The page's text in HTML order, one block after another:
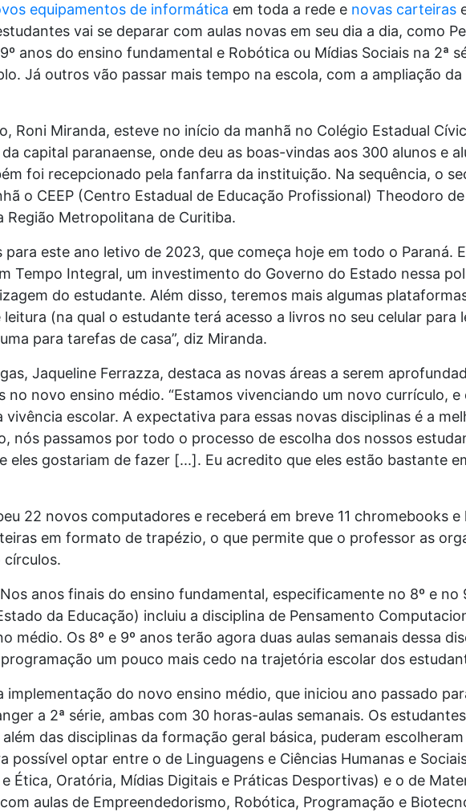
equipamentos de informática em toda a rede e novas carteiras
vai se deparar com aulas novas em seu dia a dia, como
anos do ensino fundamental e Robótica ou Mídias Sociais na 2ª
Já outros vão passar mais tempo na escola, com a ampliação da
Roni Miranda, esteve no início da manhã no Colégio Estadual
capital paranaense, onde deu as boas-vindas aos 300 alunos e
foi recepcionado pela fanfarra da instituição. Na sequência, o
o CEEP (Centro Estadual de Educação Profissional) Theodoro
Região Metropolitana de Curitiba.
para este ano letivo de 2023, que começa hoje em todo o Paraná.
Tempo Integral, um investimento do Governo do Estado nessa
do estudante. Além disso, teremos mais algumas
(na qual o estudante terá acesso a livros no seu celular para
para tarefas de casa”, diz Miranda.
Jaqueline Ferrazza, destaca as novas áreas a serem
no novo ensino médio. “Estamos vivenciando um novo currículo, e
vivência escolar. A expectativa para essas novas disciplinas é a
nós passamos por todo o processo de escolha dos nossos
eles gostariam de fazer [...]. Eu acredito que eles estão bastante
22 novos computadores e receberá em breve 11 chromebooks e
em formato de trapézio, o que permite que o professor as
Nos anos finais do ensino fundamental, especificamente no 8º e no
da Educação) incluiu a disciplina de Pensamento
médio. Os 8º e 9º anos terão agora duas aulas semanais dessa
um pouco mais cedo na trajetória escolar dos
implementação do novo ensino médio, que iniciou ano passado
a 2ª série, ambas com 30 horas-aulas semanais. Os
das disciplinas da formação geral básica, puderam escolheram
possível optar entre o de Linguagens e Ciências Humanas e
Ética, Oratória, Mídias Digitais e Práticas Desportivas) e o de
aulas de Empreendedorismo, Robótica, Programação e